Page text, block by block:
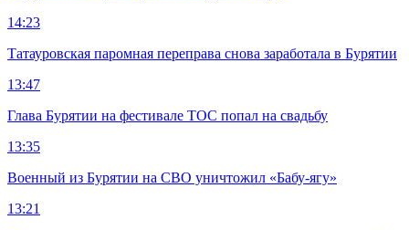
14:23
Татауровская паромная переправа снова заработала в Бурятии
13:47
Глава Бурятии на фестивале ТОС попал на свадьбу
13:35
Военный из Бурятии на СВО уничтожил «Бабу-ягу»
13:21